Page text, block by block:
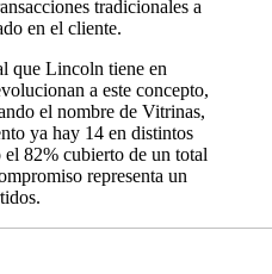
tradicionales a
en el cliente.
que Lincoln tiene en
a este concepto,
el nombre de Vitrinas,
ya hay 14 en distintos
82% cubierto de un total
representa un